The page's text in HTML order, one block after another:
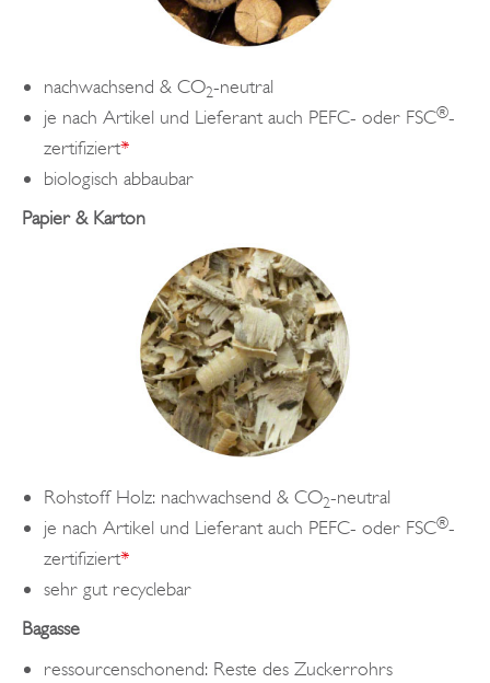
nachwachsend & CO2-neutral
je nach Artikel und Lieferant auch PEFC- oder FSC®-
zertifiziert*
biologisch abbaubar
Papier & Karton
Rohstoff Holz: nachwachsend & CO2-neutral
je nach Artikel und Lieferant auch PEFC- oder FSC®-
zertifiziert*
sehr gut recyclebar
Bagasse
ressourcenschonend: Reste des Zuckerrohrs